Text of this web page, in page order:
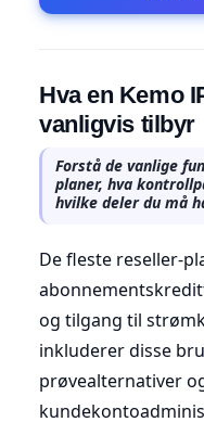
Hva en Kemo
vanligvis tilbyr
Forstå de vanlige
planer, hva
hvilke deler du må
De fleste reseller-
og tilgang til
inkluderer disse
prøvealternativer